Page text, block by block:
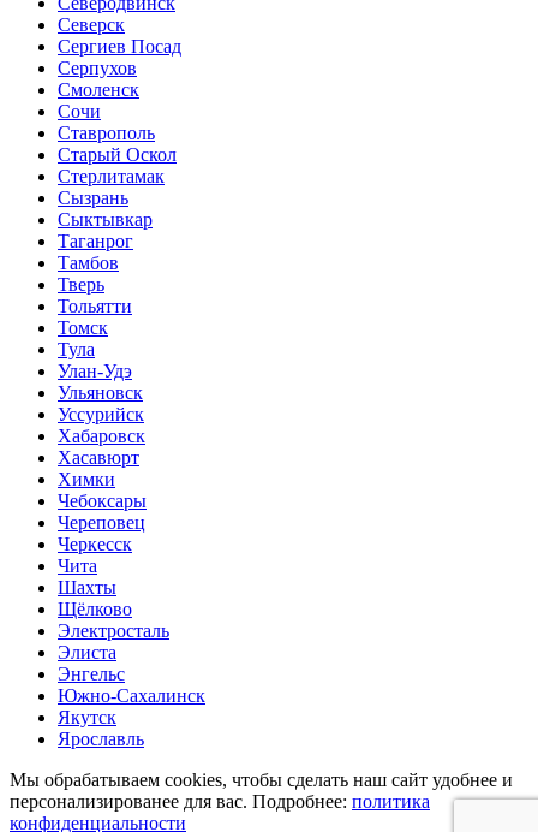
Северск
Сергиев Посад
Серпухов
Смоленск
Сочи
Ставрополь
Старый Оскол
Стерлитамак
Сызрань
Сыктывкар
Таганрог
Тамбов
Тверь
Тольятти
Томск
Тула
Улан-Удэ
Ульяновск
Уссурийск
Хабаровск
Хасавюрт
Химки
Чебоксары
Череповец
Черкесск
Чита
Шахты
Щёлково
Электросталь
Элиста
Энгельс
Южно-Сахалинск
Якутск
Ярославль
Мы обрабатываем cookies, чтобы сделать наш сайт удобнее и
персонализированее для вас. Подробнее: политика
конфиденциальности